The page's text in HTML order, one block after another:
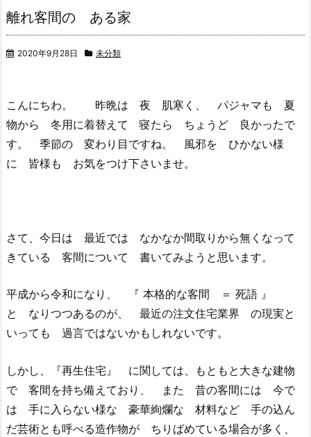
離れ客間の ある家
2020年9月28日 未分類
こんにちわ。 昨晩は 夜 肌寒く、 パジャマも 夏
物から 冬用に着替えて 寝たら ちょうど 良かったで
す。 季節の 変わり目ですね。 風邪を ひかない様
に 皆様も お気をつけ下さいませ。
さて、今日は 最近では なかなか間取りから無くなって
きている 客間について 書いてみようと思います。
平成から令和になり、 『 本格的な客間 ＝ 死語 』
と なりつつあるのが、 最近の注文住宅業界 の現実と
いっても 過言ではないかもしれないです。
しかし、『再生住宅』 に関しては、もともと大きな建物
で 客間を持ち備えており、 また 昔の客間には 今で
は 手に入らない様な 豪華絢爛な 材料など 手の込ん
だ芸術とも呼べる造作物が ちりばめている場合が多く、